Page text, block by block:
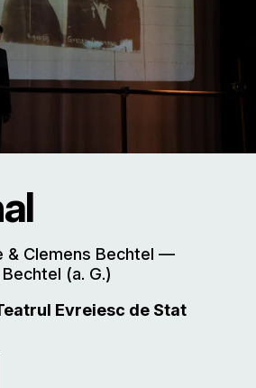
& Clemens Bechtel ––
(a. G.)
Evreiesc de Stat